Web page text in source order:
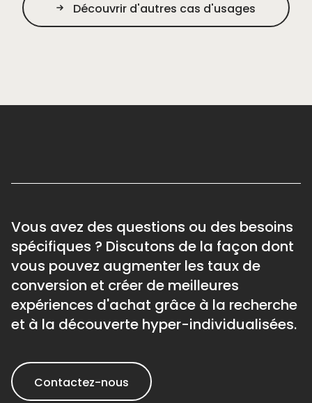
Découvrir d'autres cas d'usages
Vous avez des questions ou des besoins
spécifiques ? Discutons de la façon dont
vous pouvez augmenter les taux de
conversion et créer de meilleures
expériences d'achat grâce à la recherche
et à la découverte hyper-individualisées.
Contactez-nous